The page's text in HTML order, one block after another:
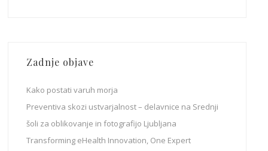
Zadnje objave
Kako postati varuh morja
Preventiva skozi ustvarjalnost – delavnice na Srednji
šoli za oblikovanje in fotografijo Ljubljana
Transforming eHealth Innovation, One Expert